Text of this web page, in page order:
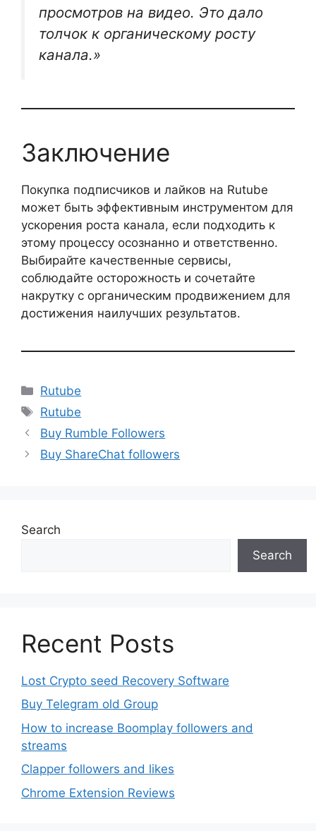
просмотров на видео. Это дало
толчок к органическому росту
канала.»
Заключение
Покупка подписчиков и лайков на Rutube
может быть эффективным инструментом для
ускорения роста канала, если подходить к
этому процессу осознанно и ответственно.
Выбирайте качественные сервисы,
соблюдайте осторожность и сочетайте
накрутку с органическим продвижением для
достижения наилучших результатов.
Categories
Rutube
Tags
Rutube
Buy Rumble Followers
Buy ShareChat followers
Search
Search
Recent Posts
Lost Crypto seed Recovery Software
Buy Telegram old Group
How to increase Boomplay followers and
streams
Clapper followers and likes
Chrome Extension Reviews